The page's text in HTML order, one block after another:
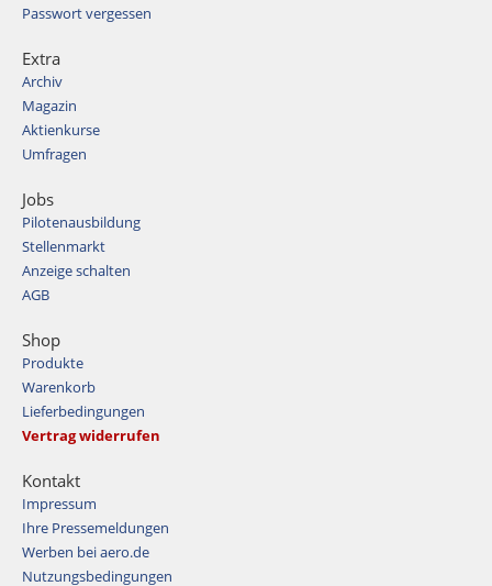
Passwort vergessen
Extra
Archiv
Magazin
Aktienkurse
Umfragen
Jobs
Pilotenausbildung
Stellenmarkt
Anzeige schalten
AGB
Shop
Produkte
Warenkorb
Lieferbedingungen
Vertrag widerrufen
Kontakt
Impressum
Ihre Pressemeldungen
Werben bei aero.de
Nutzungsbedingungen